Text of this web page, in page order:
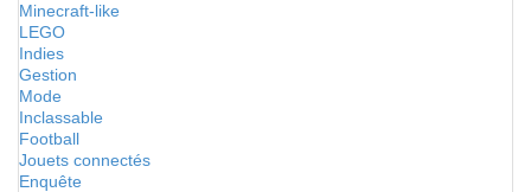
Minecraft-like
LEGO
Indies
Gestion
Mode
Inclassable
Football
Jouets connectés
Enquête